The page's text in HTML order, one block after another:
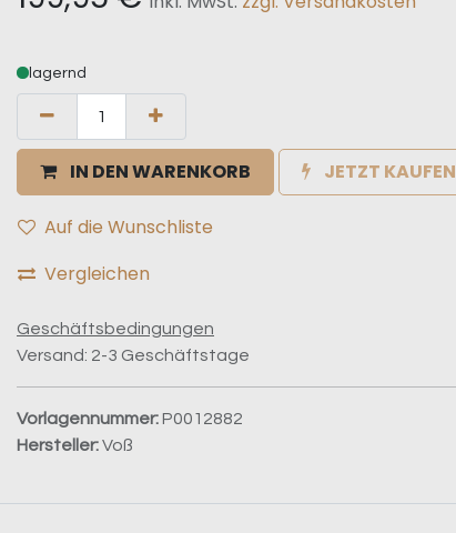
lagernd
IN DEN WARENKORB JETZT KAUFEN
Auf die Wunschliste
Vergleichen
Geschäftsbedingungen
Versand: 2-3 Geschäftstage
Vorlagennummer:P0012882
Hersteller:Voß